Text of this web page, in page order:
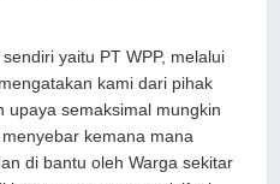
yaitu PT WPP, melalui
kami dari pihak
upaya semaksimal mungkin
kemana mana
di bantu oleh Warga sekitar